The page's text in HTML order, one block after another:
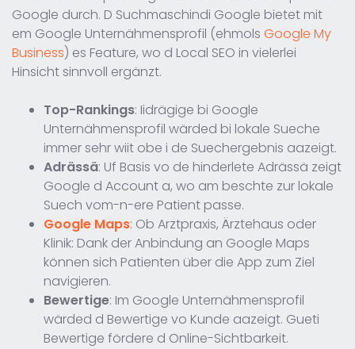
Google durch. D Suchmaschindi Google bietet mit
em Google Unternähmensprofil (ehmols Google My
Business) es Feature, wo d Local SEO in vielerlei
Hinsicht sinnvoll ergänzt.
Top-Rankings: Iidrägige bi Google
Unternähmensprofil wärded bi lokale Sueche
immer sehr wiit obe i de Suechergebnis aazeigt.
Adrässä: Uf Basis vo de hinderlete Adrässä zeigt
Google d Account a, wo am beschte zur lokale
Suech vom-n-ere Patient passe.
Google Maps: Ob Arztpraxis, Ärztehaus oder
Klinik: Dank der Anbindung an Google Maps
können sich Patienten über die App zum Ziel
navigieren.
Bewertige: Im Google Unternähmensprofil
wärded d Bewertige vo Kunde aazeigt. Gueti
Bewertige fördere d Online-Sichtbarkeit.